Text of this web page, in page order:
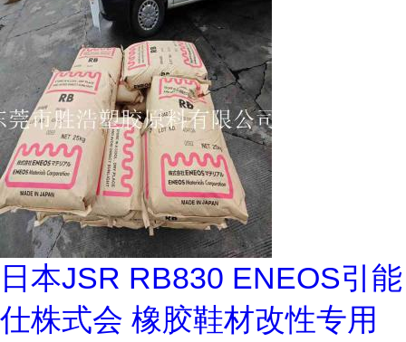
日本JSR RB830 ENEOS引能
仕株式会 橡胶鞋材改性专用